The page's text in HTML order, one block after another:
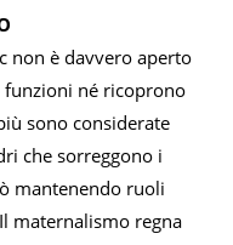
non è davvero aperto
funzioni né ricoprono
sono considerate
che sorreggono i
mantenendo ruoli
maternalismo regna